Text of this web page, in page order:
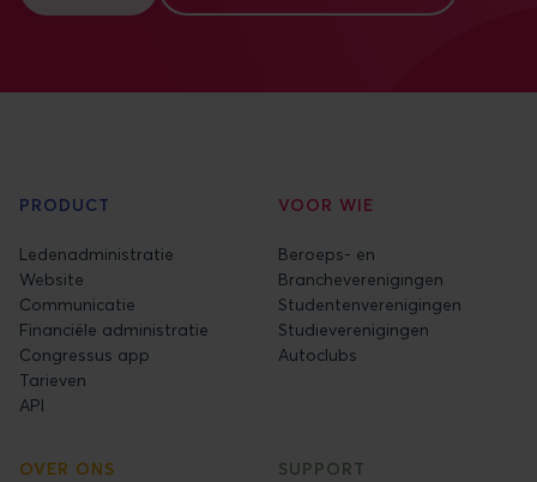
PRODUCT
Ledenadministratie
Website
Communicatie
Financiële administratie
Congressus app
Tarieven
API
VOOR WIE
Beroeps- en
Brancheverenigingen
Studentenverenigingen
Studieverenigingen
Autoclubs
OVER ONS SUPPORT